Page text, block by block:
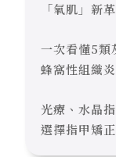
「氧肌」新
一次看懂5類
蜂窩性組織
光療、水晶
選擇指甲矯正